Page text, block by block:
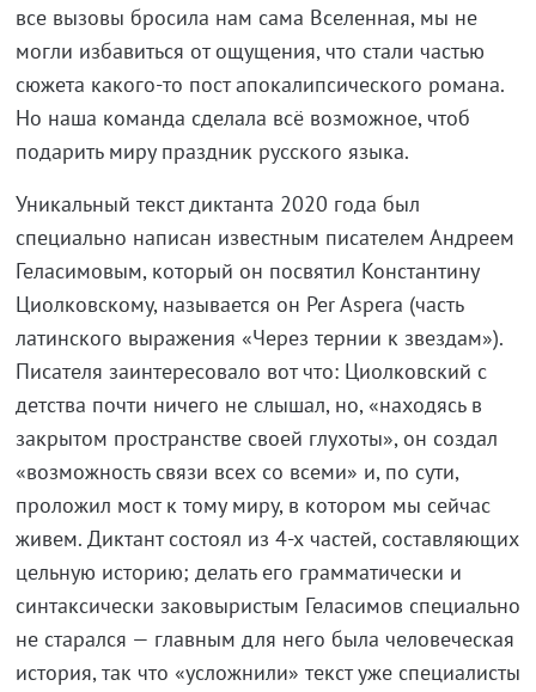
все вызовы бросила нам сама Вселенная, мы не
могли избавиться от ощущения, что стали частью
сюжета какого-то пост апокалипсического романа.
Но наша команда сделала всё возможное, чтоб
подарить миру праздник русского языка.
Уникальный текст диктанта 2020 года был
специально написан известным писателем Андреем
Геласимовым, который он посвятил Константину
Циолковскому, называется он Per Aspera (часть
латинского выражения «Через тернии к звездам»).
Писателя заинтересовало вот что: Циолковский с
детства почти ничего не слышал, но, «находясь в
закрытом пространстве своей глухоты», он создал
«возможность связи всех со всеми» и, по сути,
проложил мост к тому миру, в котором мы сейчас
живем. Диктант состоял из 4-х частей, составляющих
цельную историю; делать его грамматически и
синтаксически заковыристым Геласимов специально
не старался — главным для него была человеческая
история, так что «усложнили» текст уже специалисты